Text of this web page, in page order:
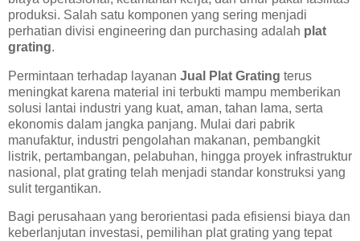
produksi. Salah satu komponen yang sering menjadi
perhatian divisi engineering dan purchasing adalah plat
grating.
Permintaan terhadap layanan Jual Plat Grating terus
meningkat karena material ini terbukti mampu memberikan
solusi lantai industri yang kuat, aman, tahan lama, serta
ekonomis dalam jangka panjang. Mulai dari pabrik
manufaktur, industri pengolahan makanan, pembangkit
listrik, pertambangan, pelabuhan, hingga proyek infrastruktur
nasional, plat grating telah menjadi standar konstruksi yang
sulit tergantikan.
Bagi perusahaan yang berorientasi pada efisiensi biaya dan
keberlanjutan investasi, pemilihan plat grating yang tepat